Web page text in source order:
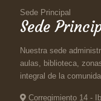
Sede Principal
Sede
Nuestra sede
aulas, biblioteca,
integral de la
Corregimiento 14 -